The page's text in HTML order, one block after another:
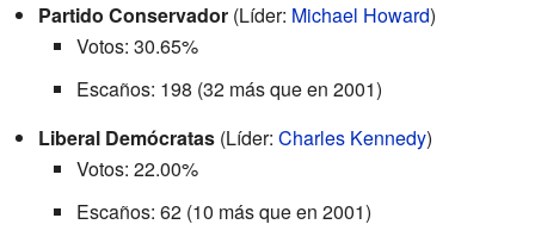
Partido Conservador (Líder: Michael Howard)
Votos: 30.65%
Escaños: 198 (32 más que en 2001)
Liberal Demócratas (Líder: Charles Kennedy)
Votos: 22.00%
Escaños: 62 (10 más que en 2001)